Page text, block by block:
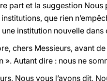
part et la suggestion
que rien
institution nouvelle
chers Messieurs, avant
». Autant dire : nous ne
Nous vous l’avons dit,